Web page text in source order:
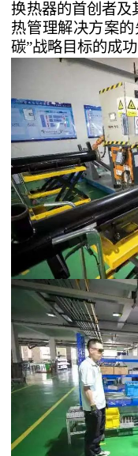
换热器的首创者及
热管理解决方案
碳”战略目标的成功